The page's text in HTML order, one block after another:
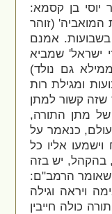
יוסי בן קסמא:
(זוהר
אמנם
ישראל' שמביא
גם נולד)
ומגילת רות
קשור למתן
של מתן התורה,
כנאמר על
אליו כל
בהקהל, יש בזה
שאומר הרמב"ם:
ויראה וגילה
כולה חייבין